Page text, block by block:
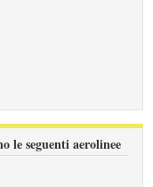
le seguenti aerolinee